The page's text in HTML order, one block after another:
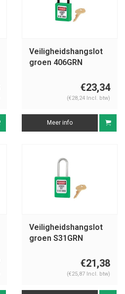
Veiligheidshangslot
groen 406GRN
€23,34
(€28,24 Incl. btw)
Meer info
Veiligheidshangslot
groen S31GRN
€21,38
(€25,87 Incl. btw)